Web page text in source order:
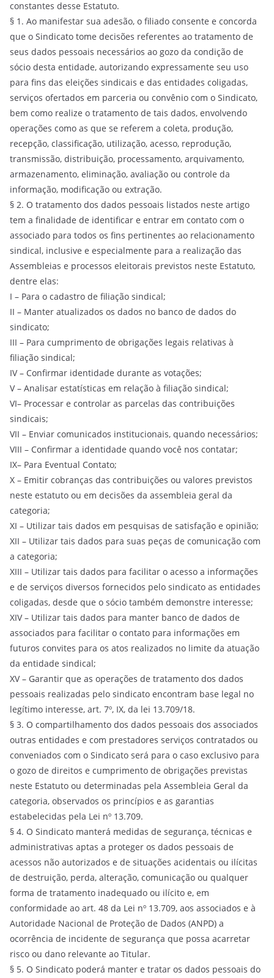
constantes desse Estatuto.
§ 1. Ao manifestar sua adesão, o filiado consente e concorda
que o Sindicato tome decisões referentes ao tratamento de
seus dados pessoais necessários ao gozo da condição de
sócio desta entidade, autorizando expressamente seu uso
para fins das eleições sindicais e das entidades coligadas,
serviços ofertados em parceria ou convênio com o Sindicato,
bem como realize o tratamento de tais dados, envolvendo
operações como as que se referem a coleta, produção,
recepção, classificação, utilização, acesso, reprodução,
transmissão, distribuição, processamento, arquivamento,
armazenamento, eliminação, avaliação ou controle da
informação, modificação ou extração.
§ 2. O tratamento dos dados pessoais listados neste artigo
tem a finalidade de identificar e entrar em contato com o
associado para todos os fins pertinentes ao relacionamento
sindical, inclusive e especialmente para a realização das
Assembleias e processos eleitorais previstos neste Estatuto,
dentre elas:
I – Para o cadastro de filiação sindical;
II – Manter atualizados os dados no banco de dados do
sindicato;
III – Para cumprimento de obrigações legais relativas à
filiação sindical;
IV – Confirmar identidade durante as votações;
V – Analisar estatísticas em relação à filiação sindical;
VI– Processar e controlar as parcelas das contribuições
sindicais;
VII – Enviar comunicados institucionais, quando necessários;
VIII – Confirmar a identidade quando você nos contatar;
IX– Para Eventual Contato;
X – Emitir cobranças das contribuições ou valores previstos
neste estatuto ou em decisões da assembleia geral da
categoria;
XI – Utilizar tais dados em pesquisas de satisfação e opinião;
XII – Utilizar tais dados para suas peças de comunicação com
a categoria;
XIII – Utilizar tais dados para facilitar o acesso a informações
e de serviços diversos fornecidos pelo sindicato as entidades
coligadas, desde que o sócio também demonstre interesse;
XIV – Utilizar tais dados para manter banco de dados de
associados para facilitar o contato para informações em
futuros convites para os atos realizados no limite da atuação
da entidade sindical;
XV – Garantir que as operações de tratamento dos dados
pessoais realizadas pelo sindicato encontram base legal no
legítimo interesse, art. 7º, IX, da lei 13.709/18.
§ 3. O compartilhamento dos dados pessoais dos associados
outras entidades e com prestadores serviços contratados ou
conveniados com o Sindicato será para o caso exclusivo para
o gozo de direitos e cumprimento de obrigações previstas
neste Estatuto ou determinadas pela Assembleia Geral da
categoria, observados os princípios e as garantias
estabelecidas pela Lei nº 13.709.
§ 4. O Sindicato manterá medidas de segurança, técnicas e
administrativas aptas a proteger os dados pessoais de
acessos não autorizados e de situações acidentais ou ilícitas
de destruição, perda, alteração, comunicação ou qualquer
forma de tratamento inadequado ou ilícito e, em
conformidade ao art. 48 da Lei nº 13.709, aos associados e à
Autoridade Nacional de Proteção de Dados (ANPD) a
ocorrência de incidente de segurança que possa acarretar
risco ou dano relevante ao Titular.
§ 5. O Sindicato poderá manter e tratar os dados pessoais do